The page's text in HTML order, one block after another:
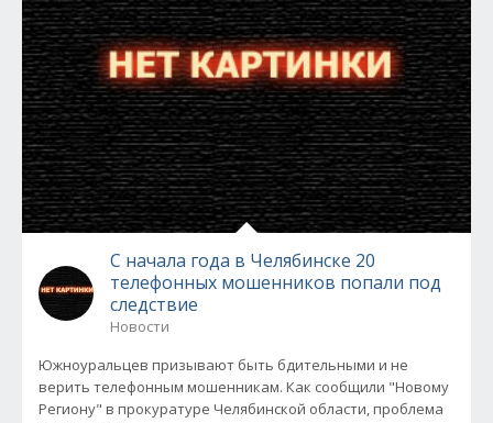
С начала года в Челябинске 20
телефонных мошенников попали под
следствие
Новости
Южноуральцев призывают быть бдительными и не
верить телефонным мошенникам. Как сообщили "Новому
Региону" в прокуратуре Челябинской области, проблема